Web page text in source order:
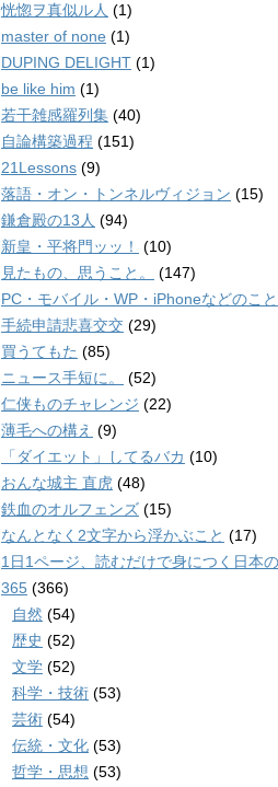
恍惚ヲ真似ル人 (1)
master of none (1)
DUPING DELIGHT (1)
be like him (1)
若干雑感羅列集 (40)
自論構築過程 (151)
21Lessons (9)
落語・オン・トンネルヴィジョン (15)
鎌倉殿の13人 (94)
新皇・平将門ッッ！
(10)
見たもの、思うこと。
(147)
PC・モバイル・WP・iPhoneなどのこと
手続申請悲喜交交 (29)
買うてもた (85)
ニュース手短に。
(52)
仁侠ものチャレンジ (22)
薄毛への構え (9)
「ダイエット」してるバカ (10)
おんな城主 直虎 (48)
鉄血のオルフェンズ (15)
なんとなく2文字から浮かぶこと (17)
1日1ページ、読むだけで身につく日本
365 (366)
自然 (54)
歴史 (52)
文学 (52)
科学・技術 (53)
芸術 (54)
伝統・文化 (53)
哲学・思想 (53)